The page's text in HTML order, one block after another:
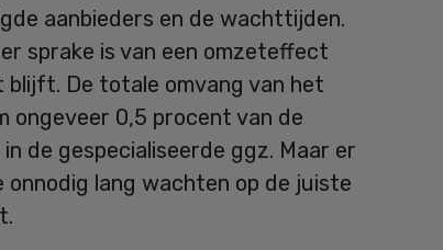
aanbieders en de wachttijden.
sprake is van een omzeteffect
De totale omvang van het
ongeveer 0,5 procent van de
de gespecialiseerde ggz. Maar er
lang wachten op de juiste